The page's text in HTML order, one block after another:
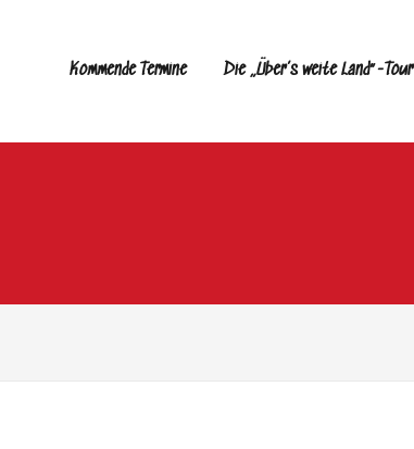
Kommende Termine Die „Über’s weite Land“-Tour